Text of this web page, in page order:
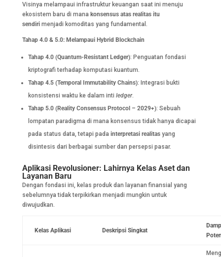
Visinya melampaui infrastruktur keuangan saat ini menuju
ekosistem baru di mana konsensus atas realitas itu
sendirimenjadi komoditas yang fundamental.
Tahap 4.0 & 5.0: Melampaui Hybrid Blockchain
Tahap 4.0 (Quantum-Resistant Ledger): Penguatan fondasi
kriptografi terhadap komputasi kuantum.
Tahap 4.5 (Temporal Immutability Chains): Integrasi bukti
konsistensi waktu ke dalam inti ledger.
Tahap 5.0 (Reality Consensus Protocol – 2029+): Sebuah
lompatan paradigma di mana konsensus tidak hanya dicapai
pada status data, tetapi pada interpretasi realitasyang
disintesis dari berbagai sumber dan persepsi pasar.
Aplikasi Revolusioner: Lahirnya Kelas Aset dan
Layanan Baru
Dengan fondasi ini, kelas produk dan layanan finansial yang
sebelumnya tidak terpikirkan menjadi mungkin untuk
diwujudkan.
Kelas Aplikasi Deskripsi Singkat